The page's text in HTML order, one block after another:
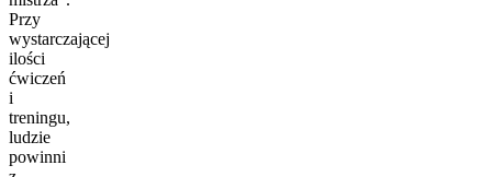
Przy
wystarczającej
ilości
ćwiczeń
i
treningu,
ludzie
powinni